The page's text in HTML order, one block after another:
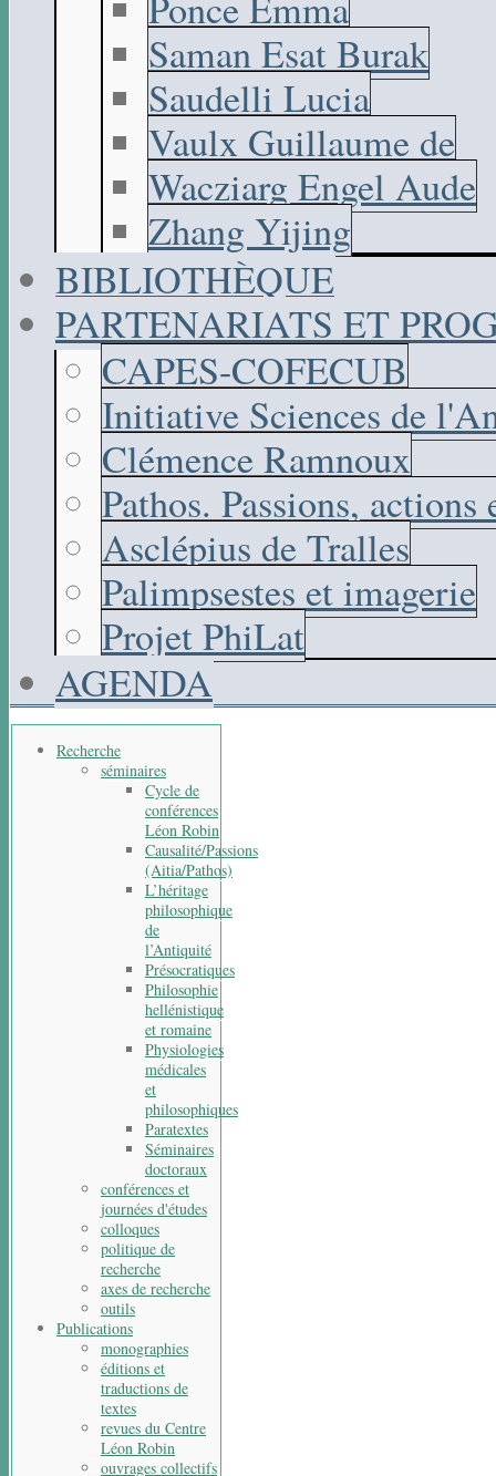
Saman Esat Burak
Saudelli Lucia
Vaulx Guillaume de
Wacziarg Engel Aude
Zhang Yijing
BIBLIOTHÈQUE
PARTENARIATS ET
CAPES-COFECUB
Initiative Sciences de
Clémence Ramnoux
Pathos. Passions,
Asclépius de Tralles
Palimpsestes et imagerie
Projet PhiLat
AGENDA
Recherche
séminaires
Cycle de
conférences
Léon Robin
Causalité/Passions
(Aitia/Pathos)
L’héritage
philosophique
de
l’Antiquité
Présocratiques
Philosophie
hellénistique
et romaine
Physiologies
médicales
et
philosophiques
Paratextes
Séminaires
doctoraux
conférences et
journées d'études
colloques
politique de
recherche
axes de recherche
outils
Publications
monographies
éditions et
traductions de
textes
revues du Centre
Léon Robin
ouvrages collectifs